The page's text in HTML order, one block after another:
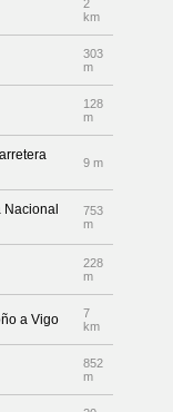
2
km
303
m
128
m
9 m
753
m
228
m
a Vigo
7
km
852
m